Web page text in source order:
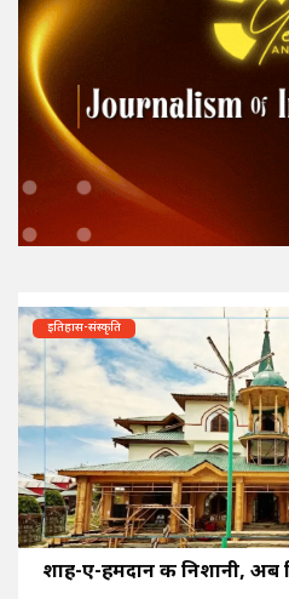
इतिहास-संस्कृति
शाह-ए-हमदान की निशानी, अब